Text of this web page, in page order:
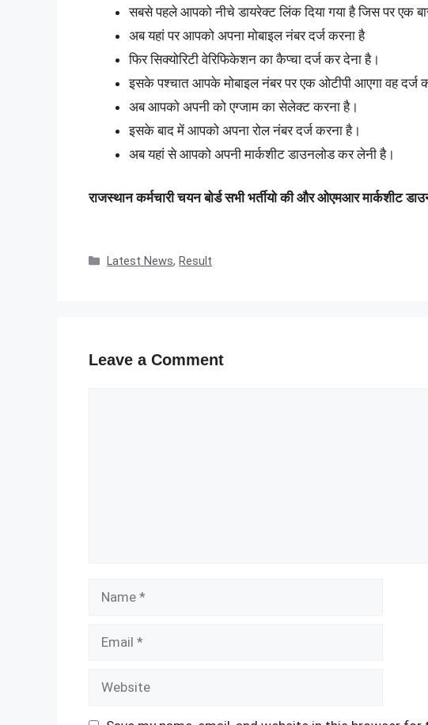
सबसे पहले आपको नीचे डायरेक्ट लिंक दिया गया है जिस पर एक
अब यहां पर आपको अपना मोबाइल नंबर दर्ज करना है
फिर सिक्योरिटी वेरिफिकेशन का कैप्चा दर्ज कर देना है।
इसके पश्चात आपके मोबाइल नंबर पर एक ओटीपी आएगा वह दर्ज
अब आपको अपनी को एग्जाम का सेलेक्ट करना है।
इसके बाद में आपको अपना रोल नंबर दर्ज करना है।
अब यहां से आपको अपनी मार्कशीट डाउनलोड कर लेनी है।
राजस्थान कर्मचारी चयन बोर्ड सभी भर्तीयो की और ओएमआर मार्कशीट
Categories
Latest News, Result
Leave a Comment
Name
Email
Website